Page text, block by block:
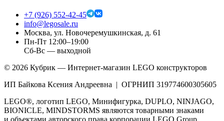
+7 (926) 552-42-45
info@legosale.ru
Москва, ул. Новочеремушкинская, д. 61
Пн-Пт 12:00–19:00
Сб-Вс — выходной
© 2026 Кубрик — Интернет-магазин LEGO конструкторов
ИП Байкова Ксения Андреевна | ОГРНИП 319774600305605
LEGO®, логотип LEGO, Минифигурка, DUPLO, NINJAGO,
BIONICLE, MINDSTORMS являются товарными знаками
и объектами авторского права корпорации LEGO Group.